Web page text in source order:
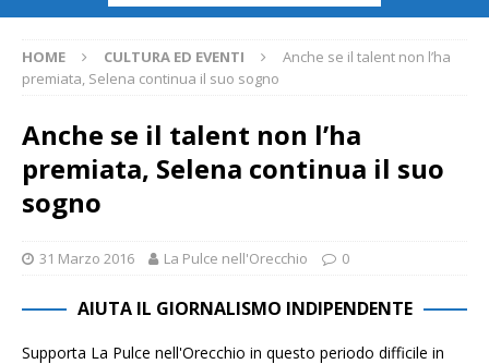
HOME CULTURA ED EVENTI
Anche se il talent non l’ha
premiata, Selena continua il suo sogno
Anche se il talent non l’ha
premiata, Selena continua il suo
sogno
31 Marzo 2016 La Pulce nell'Orecchio 0
AIUTA IL GIORNALISMO INDIPENDENTE
Supporta La Pulce nell'Orecchio in questo periodo difficile in